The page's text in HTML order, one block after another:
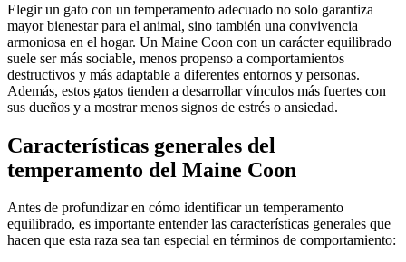
Elegir un gato con un temperamento adecuado no solo garantiza
mayor bienestar para el animal, sino también una convivencia
armoniosa en el hogar. Un Maine Coon con un carácter equilibrado
suele ser más sociable, menos propenso a comportamientos
destructivos y más adaptable a diferentes entornos y personas.
Además, estos gatos tienden a desarrollar vínculos más fuertes con
sus dueños y a mostrar menos signos de estrés o ansiedad.
Características generales del
temperamento del Maine Coon
Antes de profundizar en cómo identificar un temperamento
equilibrado, es importante entender las características generales que
hacen que esta raza sea tan especial en términos de comportamiento: